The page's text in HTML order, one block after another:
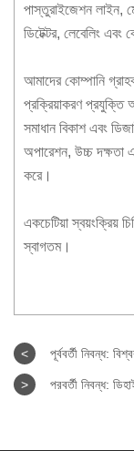
পাস্তুরাইজেশন লাইন,
ডিটেক্টর, লেবেলিং এবং
আমাদের কোম্পানি
প্রক্রিয়াকরণ প্রযুক্তি
সমাধান বিকাশ এবং
অপারেশন, উচ্চ দক্ষতা
করে।
একচেটিয়া স্বয়ংক্রিয়
স্বাগতম।
< পূর্ববর্তী নিবন্ধ:
> পরবর্তী নিবন্ধ: